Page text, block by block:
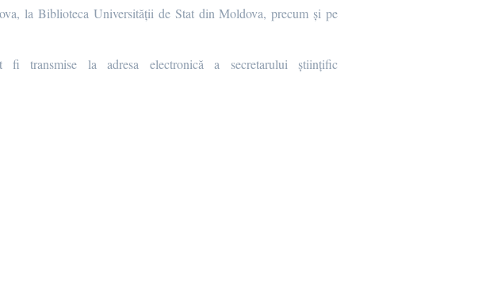
la Biblioteca Universității de Stat din Moldova, precum și pe
transmise la adresa electronică a secretarului științific